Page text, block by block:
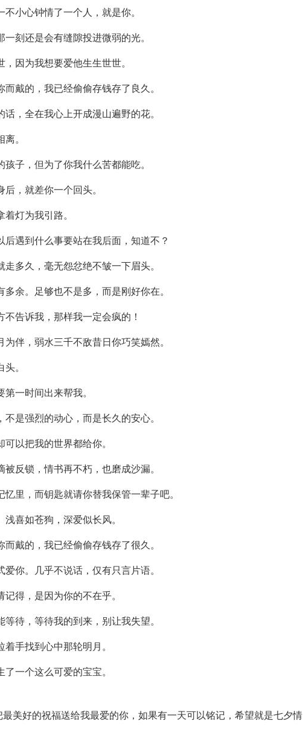
小心钟情了一个人，就是你。
刻还是会有缝隙投进微弱的光。
因为我想要爱他生生世世。
戴的，我已经偷偷存钱存了良久。
，全在我心上开成漫山遍野的花。
。
子，但为了你我什么苦都能吃。
，就差你一个回头。
灯为我引路。
后遇到什么事要站在我后面，知道不？
多久，毫无怨忿绝不皱一下眉头。
余。足够也不是多，而是刚好你在。
告诉我，那样我一定会疯的！
伴，弱水三千不敌昔日你巧笑嫣然。
。
一时间出来帮我。
是强烈的动心，而是长久的安心。
以把我的世界都给你。
反锁，情书再不朽，也磨成沙漏。
里，而钥匙就请你替我保管一辈子吧。
喜如苍狗，深爱似长风。
戴的，我已经偷偷存钱存了很久。
你。几乎不说话，仅有只言片语。
得，是因为你的不在乎。
待，等待我的到来，别让我失望。
手找到心中那轮明月。
一个这么可爱的宝宝。
美好的祝福送给我最爱的你，如果有一天可以铭记，希望就是七夕情